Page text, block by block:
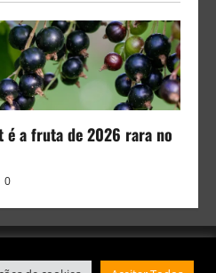
é a fruta de 2026 rara no
0